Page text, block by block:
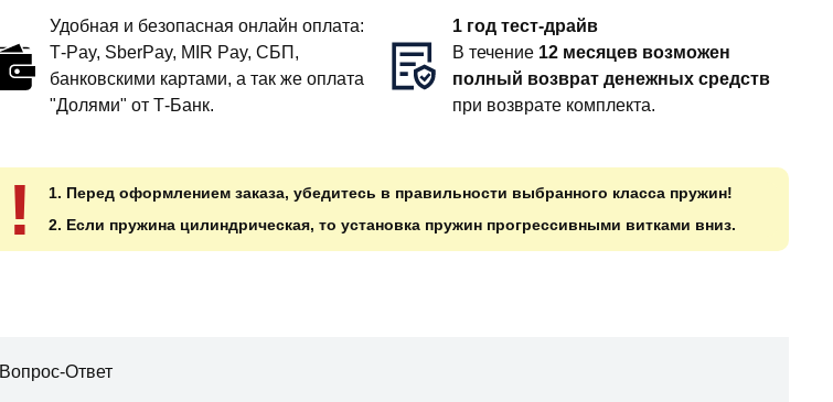
Удобная и безопасная онлайн оплата:
T‑Pay, SberPay, MIR Pay, СБП,
банковскими картами, а так же оплата
"Долями" от Т-Банк.
1 год тест-драйв
В течение 12 месяцев возможен
полный возврат денежных средств
при возврате комплекта.
!
1. Перед оформлением заказа, убедитесь в правильности выбранного класса пружин!
2. Если пружина цилиндрическая, то установка пружин прогрессивными витками вниз.
Вопрос-Ответ